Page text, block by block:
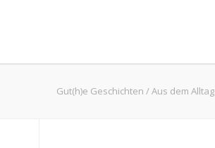
Gut(h)e Geschichten /Aus dem Alltag